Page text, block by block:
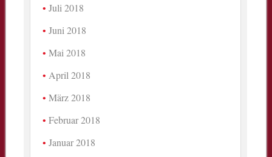
Juli 2018
Juni 2018
Mai 2018
April 2018
März 2018
Februar 2018
Januar 2018